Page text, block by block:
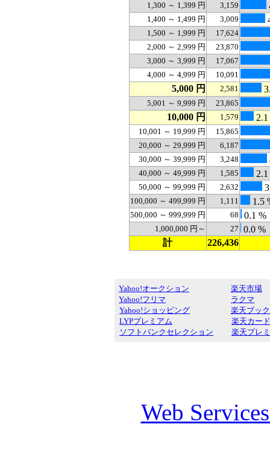
1,300 ～ 1,399 円
3,159
1,400 ～ 1,499 円 3,009
1,500 ～ 1,999 円
17,624
2,000 ～ 2,999 円
23,870
3,000 ～ 3,999 円
17,067
4,000 ～ 4,999 円
10,091
5,000 円 2,581
5,001 ～ 9,999 円 23,865
10,000 円 1,579
10,001 ～ 19,999 円
15,865
20,000 ～ 29,999 円
6,187
30,000 ～ 39,999 円
3,248
40,000 ～ 49,999 円 1,585
50,000 ～ 99,999 円 2,632
100,000 ～ 499,999 円 1,111 1.5
500,000 ～ 999,999 円 68 0.1 %
1,000,000 円～ 27 0.0 %
計
226,436
Yahoo!オークション
Yahoo!フリマ
Yahoo!ショッピング
LYPプレミアム
ソフトバンクセレクション
楽天市場
ラクマ
楽天ブッ
楽天カード
楽天プレ
Web